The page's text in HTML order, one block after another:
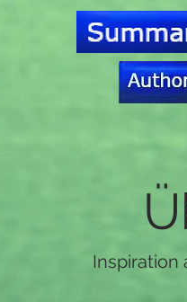
Inspiration